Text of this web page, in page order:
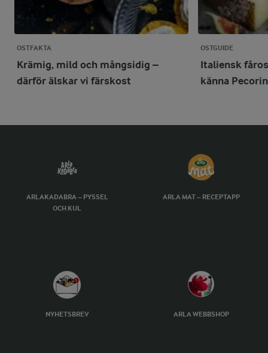
OSTFAKTA
Krämig, mild och mångsidig –
därför älskar vi färskost
OSTGUIDE
Italiensk
känna
ARLAKADABRA – PYSSEL
OCH KUL
ARLA MAT – RECEPTAPP
NYHETSBREV ARLA WEBBSHOP